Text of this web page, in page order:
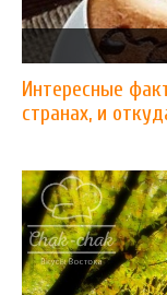
Интересные
странах, и